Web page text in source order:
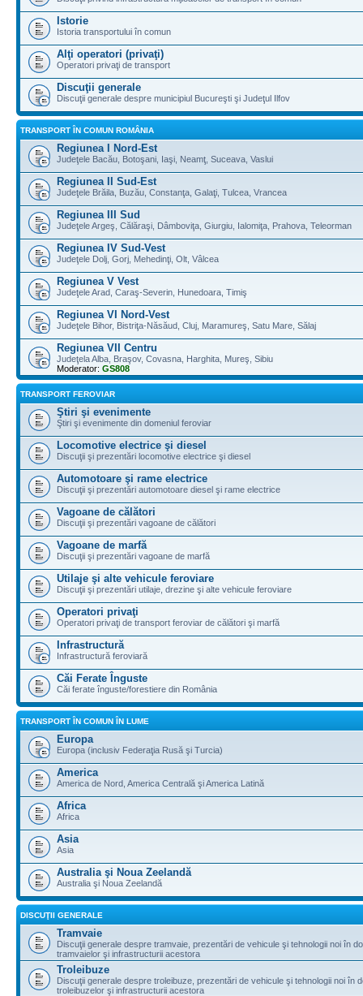
Istorie
Istoria transportului în comun
Alţi operatori (privaţi)
Operatori privaţi de transport
Discuţii generale
Discuţii generale despre municipiul Bucureşti şi Judeţul Ilfov
TRANSPORT ÎN COMUN ROMÂNIA
Regiunea I Nord-Est
Judeţele Bacău, Botoşani, Iaşi, Neamţ, Suceava, Vaslui
Regiunea II Sud-Est
Judeţele Brăila, Buzău, Constanţa, Galaţi, Tulcea, Vrancea
Regiunea III Sud
Judeţele Argeş, Călăraşi, Dâmboviţa, Giurgiu, Ialomiţa, Prahova, Teleorman
Regiunea IV Sud-Vest
Judeţele Dolj, Gorj, Mehedinţi, Olt, Vâlcea
Regiunea V Vest
Judeţele Arad, Caraş-Severin, Hunedoara, Timiş
Regiunea VI Nord-Vest
Judeţele Bihor, Bistriţa-Năsăud, Cluj, Maramureş, Satu Mare, Sălaj
Regiunea VII Centru
Judeţela Alba, Braşov, Covasna, Harghita, Mureş, Sibiu
Moderator: GS808
TRANSPORT FEROVIAR
Ştiri şi evenimente
Ştiri şi evenimente din domeniul feroviar
Locomotive electrice şi diesel
Discuţii şi prezentări locomotive electrice şi diesel
Automotoare şi rame electrice
Discuţii şi prezentări automotoare diesel şi rame electrice
Vagoane de călători
Discuţii şi prezentări vagoane de călători
Vagoane de marfă
Discuţii şi prezentări vagoane de marfă
Utilaje şi alte vehicule feroviare
Discuţii şi prezentări utilaje, drezine şi alte vehicule feroviare
Operatori privaţi
Operatori privaţi de transport feroviar de călători şi marfă
Infrastructură
Infrastructură feroviară
Căi Ferate Înguste
Căi ferate înguste/forestiere din România
TRANSPORT ÎN COMUN ÎN LUME
Europa
Europa (inclusiv Federaţia Rusă şi Turcia)
America
America de Nord, America Centrală şi America Latină
Africa
Africa
Asia
Asia
Australia şi Noua Zeelandă
Australia şi Noua Zeelandă
DISCUŢII GENERALE
Tramvaie
Discuţii generale despre tramvaie, prezentări de vehicule şi tehnologii noi în
tramvaielor şi infrastructurii acestora
Troleibuze
Discuţii generale despre troleibuze, prezentări de vehicule şi tehnologii noi în
troleibuzelor şi infrastructurii acestora